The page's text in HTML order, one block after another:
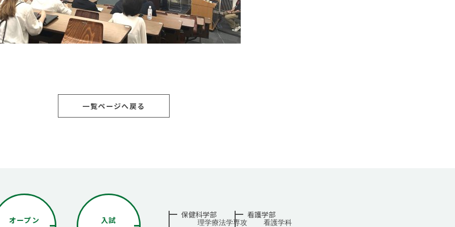
一覧ページへ戻る
オープン
入試
保健科学部
理学療法学専攻
看護学部
看護学科